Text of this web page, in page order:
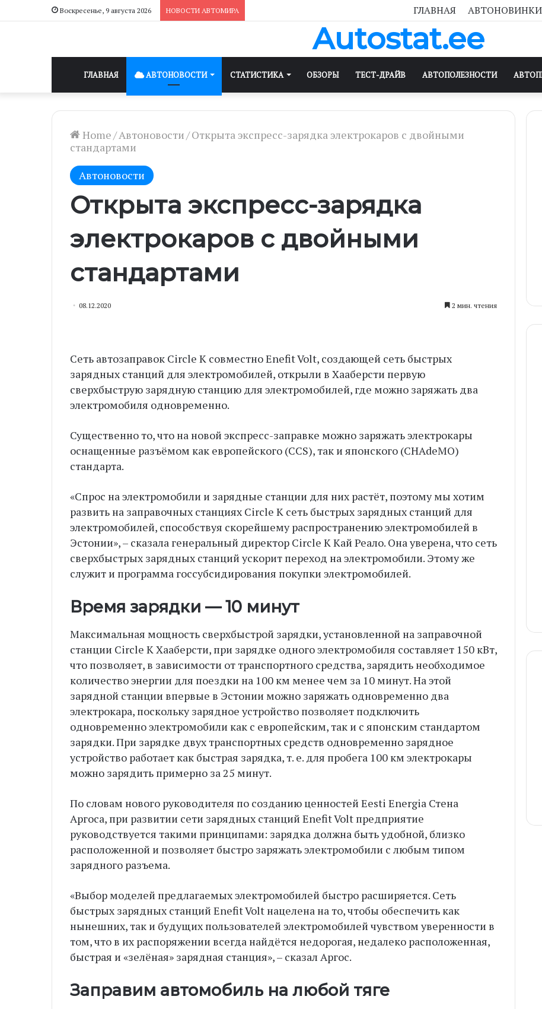
Воскресенье, 9 августа 2026 НОВОСТИ АВТОМИРА ГЛАВНАЯ АВТОНОВИНКИ
Autostat.ee
ГЛАВНАЯ АВТОНОВОСТИ СТАТИСТИКА ОБЗОРЫ ТЕСТ-ДРАЙВ АВТОПОЛЕЗНОСТИ
Home/Автоновости/Открыта экспресс-зарядка электрокаров с двойными
стандартами
Автоновости
Открыта экспресс-зарядка
электрокаров с двойными
стандартами
08.12.2020 2 мин. чтения
Сеть автозаправок Circle K совместно Enefit Volt, создающей сеть быстрых
зарядных станций для электромобилей, открыли в Хааберсти первую
сверхбыструю зарядную станцию для электромобилей, где можно заряжать два
электромобиля одновременно.
Существенно то, что на новой экспресс-заправке можно заряжать электрокары
оснащенные разъёмом как европейского (CCS), так и японского (CHAdeMO)
стандарта.
«Спрос на электромобили и зарядные станции для них растёт, поэтому мы хотим
развить на заправочных станциях Circle K сеть быстрых зарядных станций для
электромобилей, способствуя скорейшему распространению электромобилей в
Эстонии», – сказала генеральный директор Circle K Кай Реало. Она уверена, что сеть
сверхбыстрых зарядных станций ускорит переход на электромобили. Этому же
служит и программа госсубсидирования покупки электромобилей.
Время зарядки — 10 минут
Максимальная мощность сверхбыстрой зарядки, установленной на заправочной
станции Circle K Хааберсти, при зарядке одного электромобиля составляет 150 кВт,
что позволяет, в зависимости от транспортного средства, зарядить необходимое
количество энергии для поездки на 100 км менее чем за 10 минут. На этой
зарядной станции впервые в Эстонии можно заряжать одновременно два
электрокара, поскольку зарядное устройство позволяет подключить
одновременно электромобили как с европейским, так и с японским стандартом
зарядки. При зарядке двух транспортных средств одновременно зарядное
устройство работает как быстрая зарядка, т. е. для пробега 100 км электрокары
можно зарядить примерно за 25 минут.
По словам нового руководителя по созданию ценностей Eesti Energia Стена
Аргоса, при развитии сети зарядных станций Enefit Volt предприятие
руководствуется такими принципами: зарядка должна быть удобной, близко
расположенной и позволяет быстро заряжать электромобили с любым типом
зарядного разъема.
«Выбор моделей предлагаемых электромобилей быстро расширяется. Сеть
быстрых зарядных станций Enefit Volt нацелена на то, чтобы обеспечить как
нынешних, так и будущих пользователей электромобилей чувством уверенности в
том, что в их распоряжении всегда найдётся недорогая, недалеко расположенная,
быстрая и «зелёная» зарядная станция», – сказал Аргос.
Заправим автомобиль на любой тяге